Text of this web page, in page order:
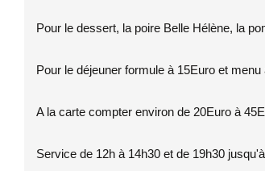
Pour le dessert, la poire Belle Hélène, la
Pour le déjeuner formule à 15Euro et menu
A la carte compter environ de 20Euro à
Service de 12h à 14h30 et de 19h30